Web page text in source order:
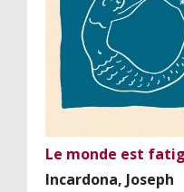
Le monde est
Incardona, Joseph